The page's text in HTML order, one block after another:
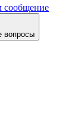
сообщение
вопросы